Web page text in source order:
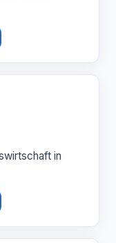
in